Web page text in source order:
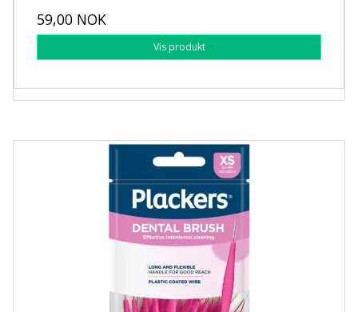
59,00 NOK
Vis produkt